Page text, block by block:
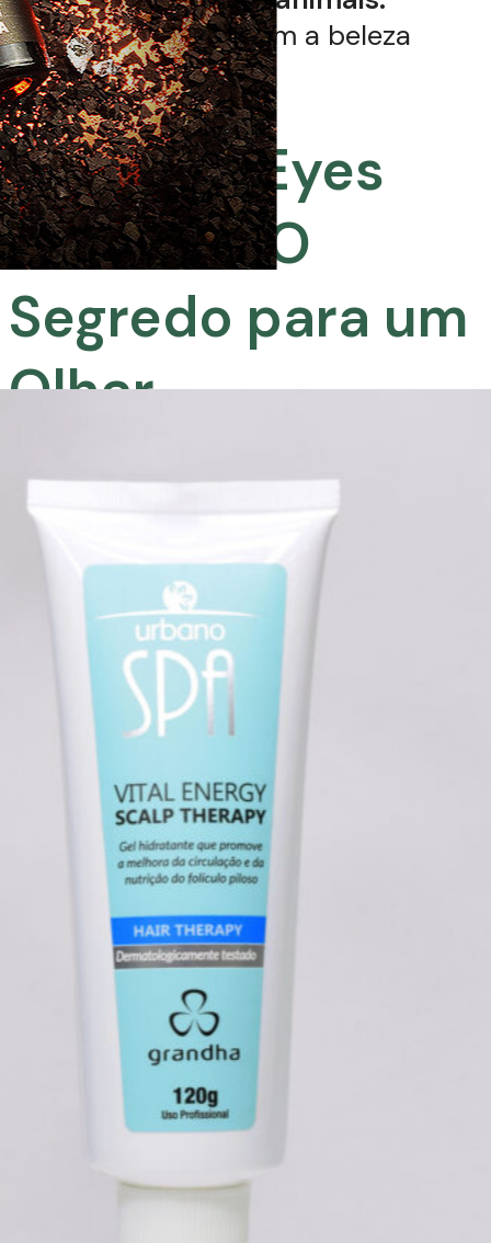
Com Powerful Eyes Grandha,
você conquistacílios e
sobrancelhas dos sonhos
olhar que transmite confiança e
beleza. Experimente o poder da
transformação e revele a sua
melhor versão.
Grandha a beleza que você vê, a
ciência que você sente.
sobre o Powerful Eyes
Autor
Celso Martins
Junior
Gestor de engenharia cosmética e
responsável técnico Grandha
Professional Hair Care.
Tricologista Certificado pela IAT –
International Association of
Trichologists (IAT – Austrália).
Tricologia.